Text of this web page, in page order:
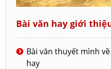
Bài văn hay giới
Bài văn thuyết mình
hay